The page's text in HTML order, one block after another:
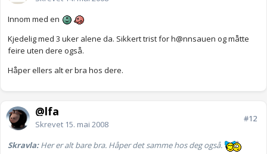
Innom med en
Kjedelig med 3 uker alene da. Sikkert trist for h@nnsauen og måtte
feire uten dere også.
Håper ellers alt er bra hos dere.
@lfa
Skrevet 15. mai 2008
#12
Skravla:Her er alt bare bra. Håper det samme hos deg også.